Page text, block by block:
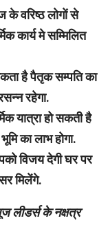
वरिष्ठ लोगों से
कार्य मे सम्मिलित
है पैतृक सम्पति का
रहेगा.
यात्रा हो सकती है
का लाभ होगा.
विजय देगी घर पर
मिलेंगे.
लीडर्स के नक्षत्र